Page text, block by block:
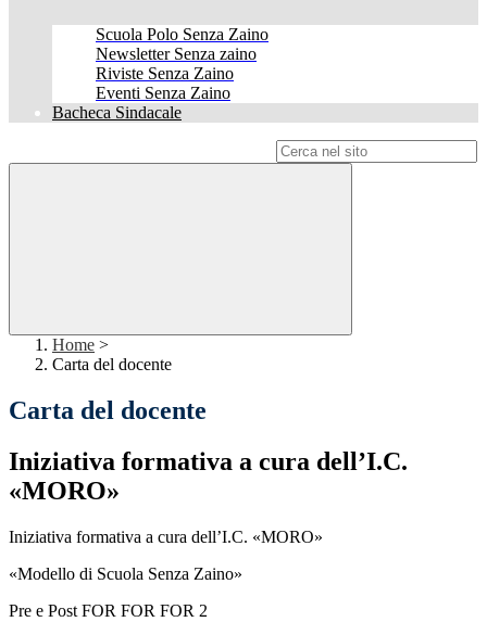
Scuola Polo Senza Zaino
Newsletter Senza zaino
Riviste Senza Zaino
Eventi Senza Zaino
Bacheca Sindacale
Home >
Carta del docente
Carta del docente
Iniziativa formativa a cura dell’I.C.
«MORO»
Iniziativa formativa a cura dell’I.C. «MORO»
«Modello di Scuola Senza Zaino»
Pre e Post FOR FOR FOR 2